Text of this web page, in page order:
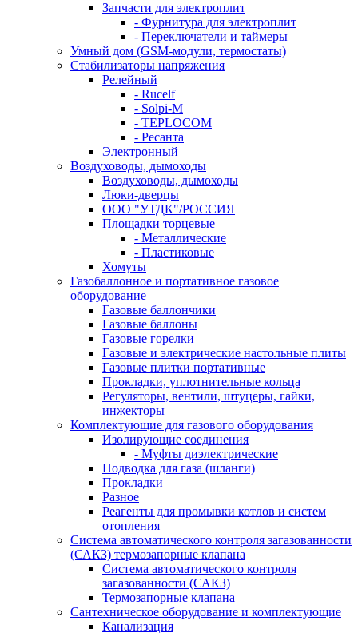
Запчасти для электроплит
- Фурнитура для электроплит
- Переключатели и таймеры
Умный дом (GSM-модули, термостаты)
Cтабилизаторы напряжения
Релейный
- Rucelf
- Solpi-M
- TEPLOCOM
- Ресанта
Электронный
Воздуховоды, дымоходы
Воздуховоды, дымоходы
Люки-дверцы
ООО "УТДК"/РОССИЯ
Площадки торцевые
- Металлические
- Пластиковые
Хомуты
Газобаллонное и портативное газовое
оборудование
Газовые баллончики
Газовые баллоны
Газовые горелки
Газовые и электрические настольные плиты
Газовые плитки портативные
Прокладки, уплотнительные кольца
Регуляторы, вентили, штуцеры, гайки,
инжекторы
Комплектующие для газового оборудования
Изолирующие соединения
- Муфты диэлектрические
Подводка для газа (шланги)
Прокладки
Разное
Реагенты для промывки котлов и систем
отопления
Система автоматического контроля загазованности
(САКЗ) термозапорные клапана
Система автоматического контроля
загазованности (САКЗ)
Термозапорные клапана
Сантехническое оборудование и комплектующие
Канализация